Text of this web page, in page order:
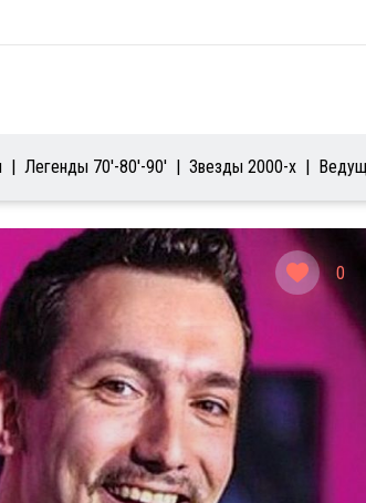
Легенды 70′-80′-90′ Звезды 2000-х
0